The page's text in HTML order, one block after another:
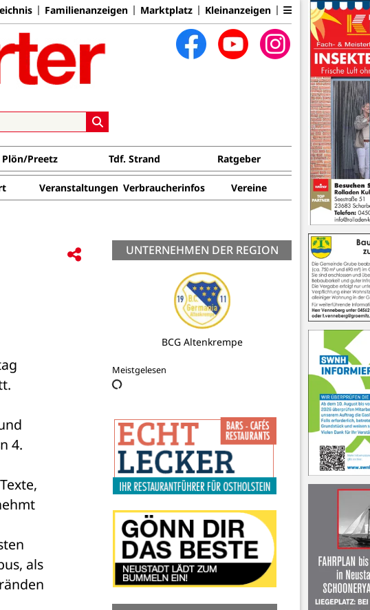
Familienanzeigen Marktplatz Kleinanzeigen
Plön/Preetz Tdf. Strand Ratgeber
Veranstaltungen Verbraucherinfos Vereine
4.
als
UNTERNEHMEN DER REGION
Kulturwerkstatt Forum e.V.
Meistgelesen